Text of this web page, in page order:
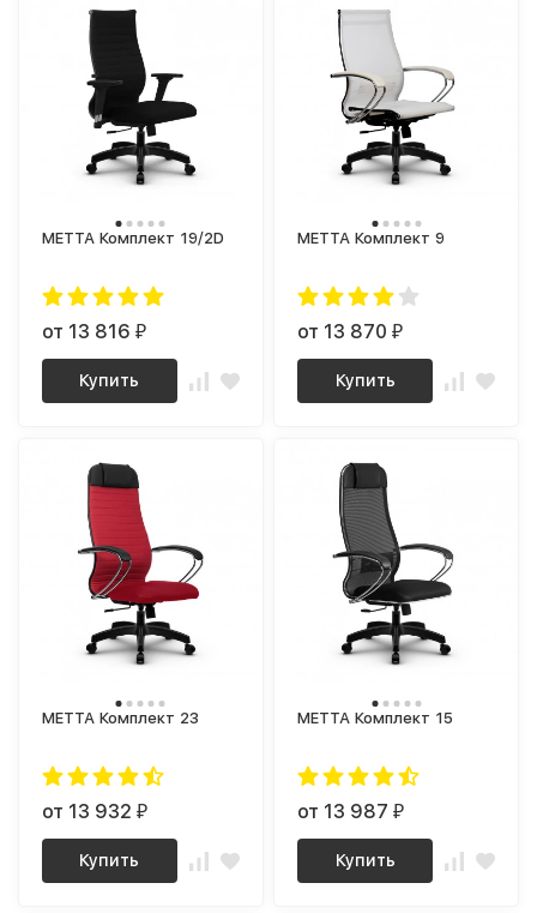
МЕТТА Комплект 19/2D
от 13 816₽
Купить
МЕТТА Комплект 9
от 13 870₽
Купить
МЕТТА Комплект 23
от 13 932₽
Купить
МЕТТА Комплект 15
от 13 987₽
Купить